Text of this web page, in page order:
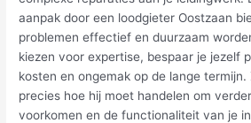
aanpak door een loodgieter Oostzaan
problemen effectief en duurzaam
kiezen voor expertise, bespaar je jezelf
kosten en ongemak op de lange termijn.
precies hoe hij moet handelen om
voorkomen en de functionaliteit van je